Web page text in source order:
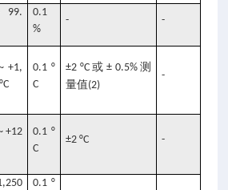
99.
0.1
%
- -
+1,
0.1 °
C
±2 °C或 ± 0.5%测
量值(2)
-
+12
0.1 °
C
±2 °C -
0.1 °